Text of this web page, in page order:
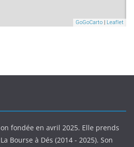
fondée en avril 2025. Elle prends
Bourse à Dés (2014 - 2025). Son